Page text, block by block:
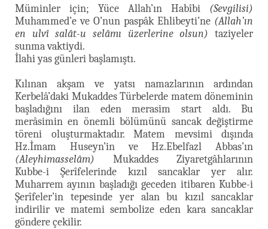
Müminler için; Yüce Allah’ın Habîbi (Sevgilisi)
Muhammed’e ve O’nun paspâk Ehlibeyti’ne (Allah’ın
en ulvî salât-u selâmı üzerlerine olsun) taziyeler
sunma vaktiydi.
İlahi yas günleri başlamıştı.
Kılınan akşam ve yatsı namazlarının ardından
Kerbelâ’daki Mukaddes Türbelerde matem döneminin
başladığını ilan eden merasim start aldı. Bu
merâsimin en önemli bölümünü sancak değiştirme
töreni oluşturmaktadır. Matem mevsimi dışında
Hz.İmam Huseyn’in ve Hz.Ebelfazl Abbas’ın
(Aleyhimasselâm) Mukaddes Ziyaretgâhlarının
Kubbe-i Şerîfelerinde kızıl sancaklar yer alır.
Muharrem ayının başladığı geceden itibaren Kubbe-i
Şerîfeler’in tepesinde yer alan bu kızıl sancaklar
indirilir ve matemi sembolize eden kara sancaklar
göndere çekilir.